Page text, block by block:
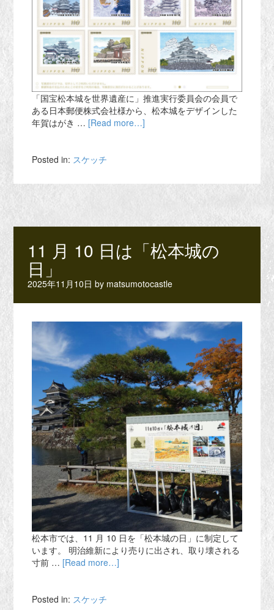
「国宝松本城を世界遺産に」推進実行委員会の会員で
ある日本郵便株式会社様から、松本城をデザインした
年賀はがき … [Read more…]
Posted in: スケッチ
11 月 10 日は「松本城の
日」
2025年11月10日 by matsumotocastle
松本市では、11 月 10 日を「松本城の日」に制定して
います。 明治維新により売りに出され、取り壊される
寸前 … [Read more…]
Posted in: スケッチ